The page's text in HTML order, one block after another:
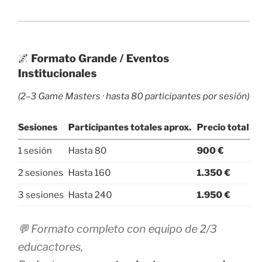
🌌 Formato Grande / Eventos
Institucionales
(2–3 Game Masters · hasta 80 participantes por sesión)
Sesiones Participantes totales aprox. Precio total
1 sesión Hasta 80 900 €
2 sesiones Hasta 160 1.350 €
3 sesiones Hasta 240 1.950 €
💬 Formato completo con equipo de 2/3
educactores,